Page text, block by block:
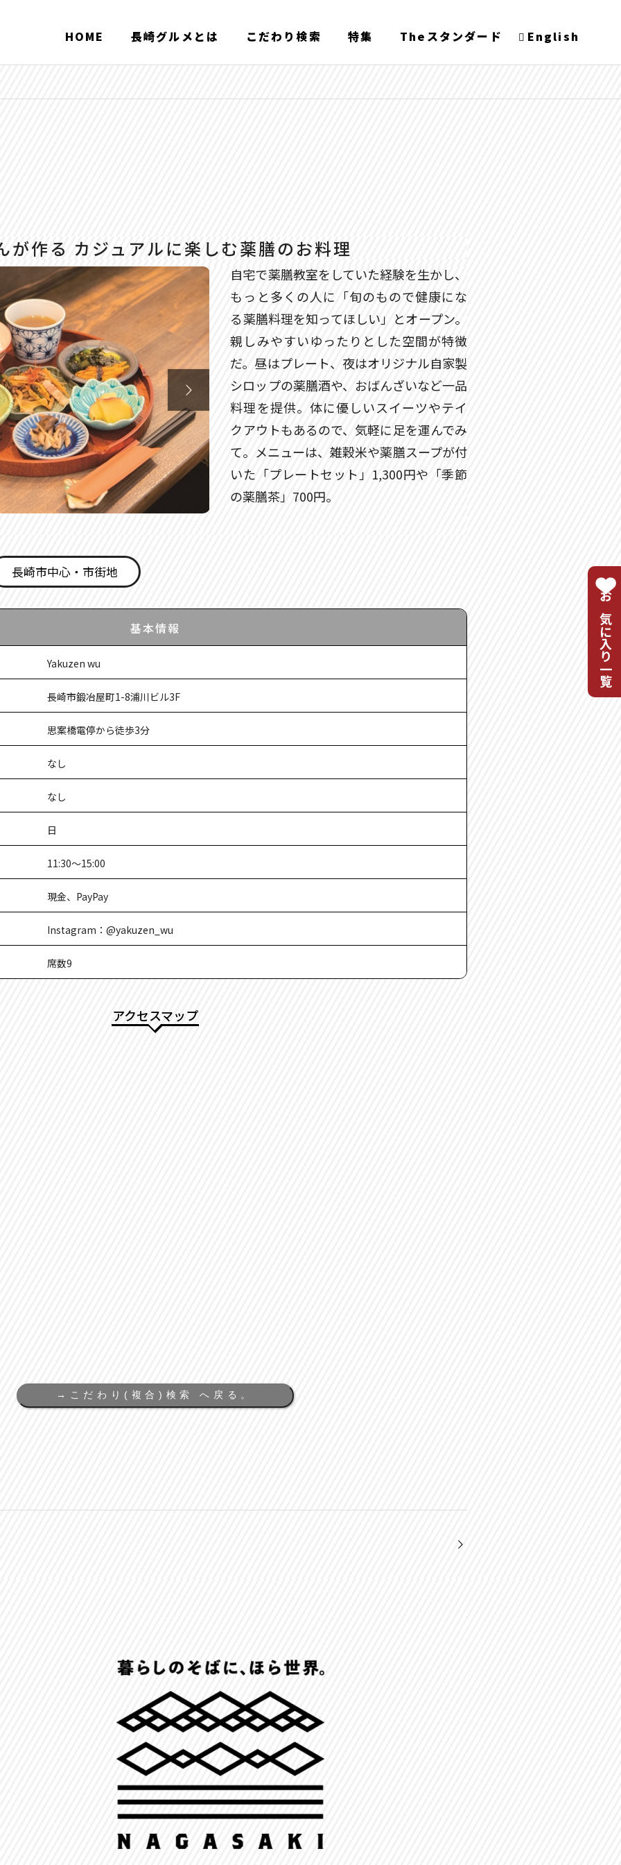
HOME 長崎グルメとは こだわり検索 特集 Theスタンダード English
お気に入り一覧
が作る カジュアルに楽しむ薬膳のお料理

自宅で薬膳教室をしていた経験を生かし、
もっと多くの人に「旬のもので健康にな
る薬膳料理を知ってほしい」とオープン。
親しみやすいゆったりとした空間が特徴
だ。昼はプレート、夜はオリジナル自家製
シロップの薬膳酒や、おばんざいなど一品
料理を提供。体に優しいスイーツやテイ
クアウトもあるので、気軽に足を運んでみ
て。メニューは、雑穀米や薬膳スープが付
いた「プレートセット」1,300円や「季節
の薬膳茶」700円。
長崎市中心・市街地
基本情報
Yakuzen wu
長崎市鍛冶屋町1-8浦川ビル3F
思案橋電停から徒歩3分
なし
なし
日
11:30～15:00
現金、PayPay
Instagram： @yakuzen_wu
席数9
アクセスマップ
→ こだわり(複合)検索 へ戻る。